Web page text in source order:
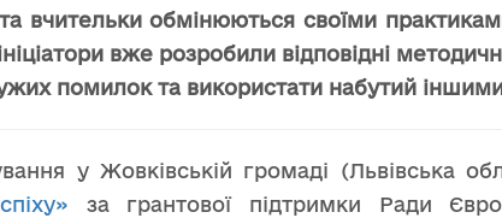
вчительки обмінюються своїми
вже розробили відповідні
помилок та використати набутий
у Жовківській громаді (Львівська
за грантової підтримки Ради